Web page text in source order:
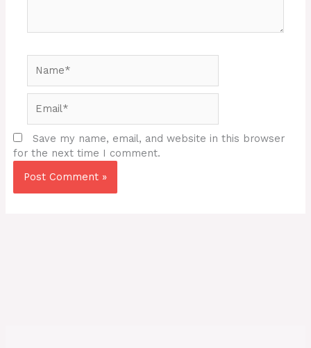
Save my name, email, and website in this browser
for the next time I comment.